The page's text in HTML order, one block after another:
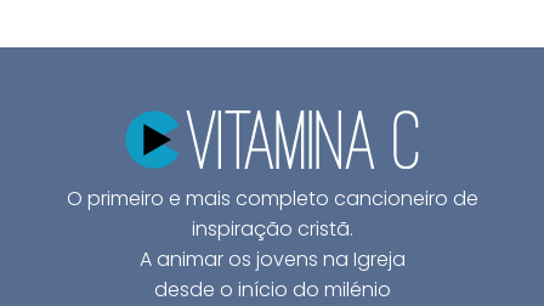
O primeiro e mais completo cancioneiro de
inspiração cristã.
A animar os jovens na Igreja
desde o início do milénio